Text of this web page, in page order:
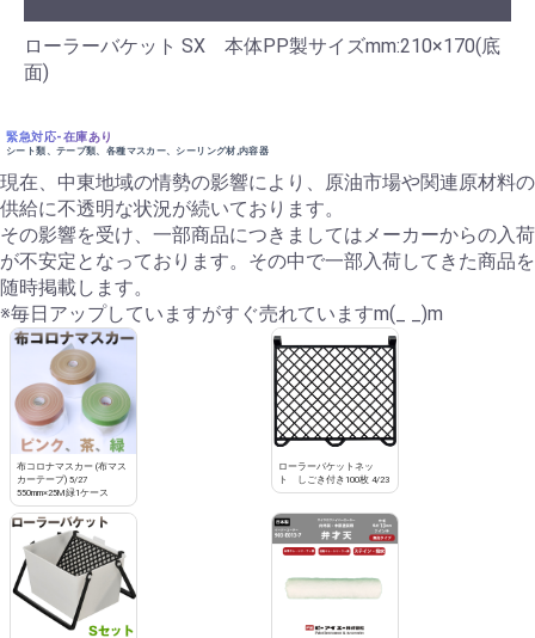
ローラーバケット SX 本体PP製サイズmm:210×170(底
面)
緊急対応-在庫あり
シート類、テープ類、各種マスカー、シーリング材,内容器
現在、中東地域の情勢の影響により、原油市場や関連原材料の
供給に不透明な状況が続いております。
その影響を受け、一部商品につきましてはメーカーからの入荷
が不安定となっております。その中で一部入荷してきた商品を
随時掲載します。
※毎日アップしていますがすぐ売れていますm(_ _)m
布コロナマスカー (布マス
カーテープ) 5/27
550mm×25M緑1ケース
ローラーバケットネッ
ト しごき付き100枚 4/23